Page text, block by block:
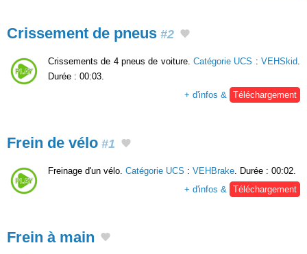
Crissement de pneus #2
Crissements de 4 pneus de voiture. Catégorie UCS :VEHSkid
Durée : 00:03.
+ d'infos &
Téléchargement
Frein de vélo #1
Freinage d'un vélo. Catégorie UCS : VEHBrake . Durée : 00:02.
+ d'infos &
Téléchargement
Frein à main